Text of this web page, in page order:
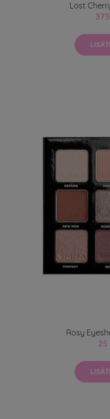
Lost
Rosy
25